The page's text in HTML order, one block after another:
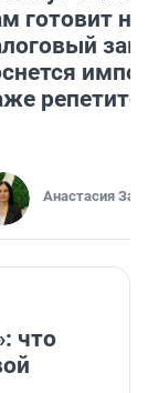
готовит
Анастасия
что